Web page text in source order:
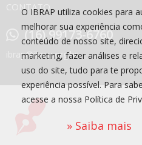
CONTATO
(16) 99173-6760
ibrap@ibrap.org.br
O IBRAP utiliza cookies para
melhorar sua experiência
conteúdo de nosso site,
marketing, fazer análises e
uso do site, tudo para te
experiência possível. Para
acesse a nossa Política de
» Saiba mais